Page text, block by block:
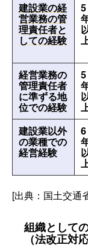
建設業の経
営業務の管
理責任者と
しての経験
5
経営業務の
管理責任者
に準ずる地
位での経験
5
建設業以外
の業種での
経営経験
6
[出典：国土交通
組織として
（法改正対応